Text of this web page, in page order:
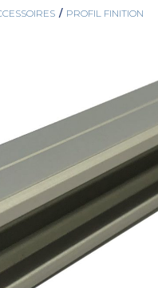
/ PROFIL FINITION